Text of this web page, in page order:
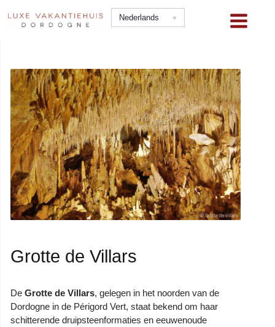
naar
Nederlands
Grotte de Villars
De Grotte de Villars, gelegen in het noorden van de
Dordogne in de Périgord Vert, staat bekend om haar
schitterende druipsteenformaties en eeuwenoude